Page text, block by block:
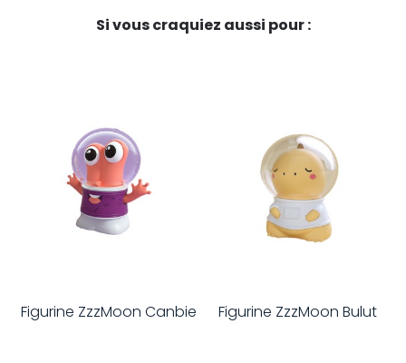
Si vous craquiez aussi pour :
Figurine ZzzMoon Canbie Figurine ZzzMoon Bulut